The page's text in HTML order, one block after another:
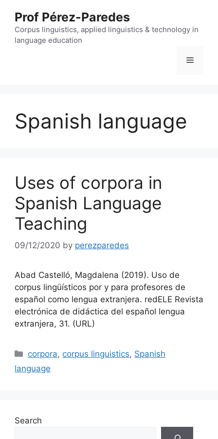
content
Prof Pérez-Paredes
Corpus linguistics, applied linguistics & technology in
language education
Menu
Spanish language
Uses of corpora in
Spanish Language
Teaching
09/12/2020 by perezparedes
Abad Castelló, Magdalena (2019). Uso de
corpus lingüísticos por y para profesores de
español como lengua extranjera. redELE Revista
electrónica de didáctica del español lengua
extranjera, 31. (URL)
Categories
corpora, corpus linguistics, Spanish
language
Search